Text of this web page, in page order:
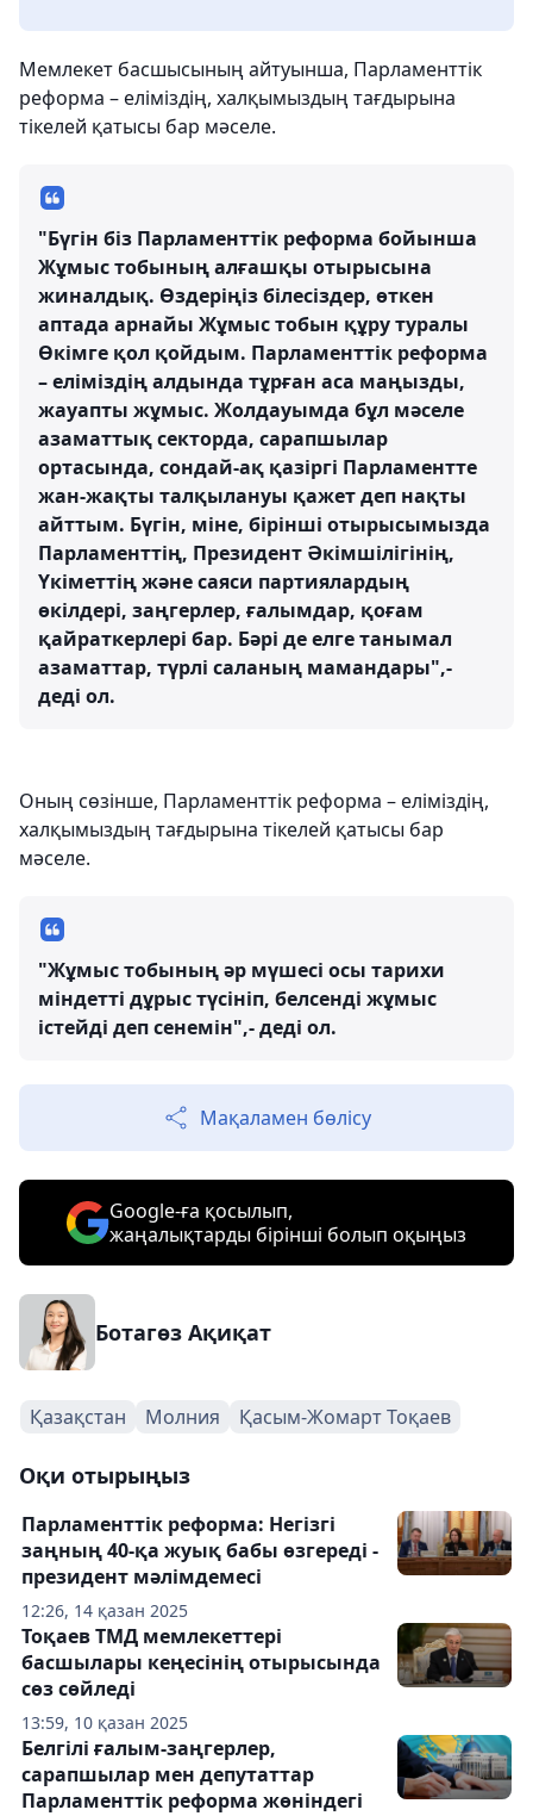
Мемлекет басшысының айтуынша, Парламенттік
реформа – еліміздің, халқымыздың тағдырына
тікелей қатысы бар мәселе.
"Бүгін біз Парламенттік реформа бойынша
Жұмыс тобының алғашқы отырысына
жиналдық. Өздеріңіз білесіздер, өткен
аптада арнайы Жұмыс тобын құру туралы
Өкімге қол қойдым. Парламенттік реформа
– еліміздің алдында тұрған аса маңызды,
жауапты жұмыс. Жолдауымда бұл мәселе
азаматтық секторда, сарапшылар
ортасында, сондай-ақ қазіргі Парламентте
жан-жақты талқылануы қажет деп нақты
айттым. Бүгін, міне, бірінші отырысымызда
Парламенттің, Президент Әкімшілігінің,
Үкіметтің және саяси партиялардың
өкілдері, заңгерлер, ғалымдар, қоғам
қайраткерлері бар. Бәрі де елге танымал
азаматтар, түрлі саланың мамандары",-
деді ол.
Оның сөзінше, Парламенттік реформа – еліміздің,
халқымыздың тағдырына тікелей қатысы бар
мәселе.
"Жұмыс тобының әр мүшесі осы тарихи
міндетті дұрыс түсініп, белсенді жұмыс
істейді деп сенемін",- деді ол.
Мақаламен бөлісу
Google-ға қосылып,
жаңалықтарды бірінші болып оқыңыз
Ботагөз Ақиқат
Қазақстан Молния Қасым-Жомарт Тоқаев
Оқи отырыңыз
12:26, 14 қазан 2025
Парламенттік реформа: Негізгі
заңның 40-қа жуық бабы өзгереді -
президент мәлімдемесі
13:59, 10 қазан 2025
Тоқаев ТМД мемлекеттері
басшылары кеңесінің отырысында
сөз сөйледі
Белгілі ғалым-заңгерлер,
сарапшылар мен депутаттар
Парламенттік реформа жөніндегі